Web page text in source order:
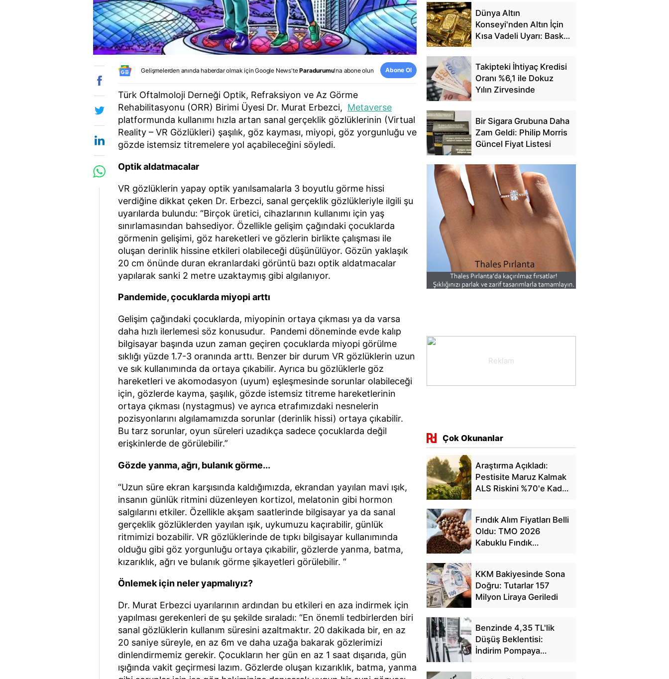
Gelişmelerden anında haberdar olmak içinGoogle News'teParadurumu'na abone olun Abone Ol
Türk Oftalmoloji Derneği Optik, Refraksiyon ve Az Görme
Rehabilitasyonu (ORR) Birimi Üyesi Dr. Murat Erbezci, Metaverse
platformunda kullanımı hızla artan sanal gerçeklik gözlüklerinin (Virtual
Reality – VR Gözlükleri) şaşılık, göz kayması, miyopi, göz yorgunluğu ve
gözde istemsiz titremelere yol açabileceğini söyledi.
Optik aldatmacalar
VR gözlüklerin yapay optik yanılsamalarla 3 boyutlu görme hissi
verdiğine dikkat çeken Dr. Erbezci, sanal gerçeklik gözlükleriyle ilgili şu
uyarılarda bulundu: “Birçok üretici, cihazlarının kullanımı için yaş
sınırlamasından bahsediyor. Özellikle gelişim çağındaki çocuklarda
görmenin gelişimi, göz hareketleri ve gözlerin birlikte çalışması ile
oluşan derinlik hissine etkileri olabileceği düşünülüyor. Gözün yaklaşık
20 cm önünde duran ekranlardaki görüntü bazı optik aldatmacalar
yapılarak sanki 2 metre uzaktaymış gibi algılanıyor.
Pandemide, çocuklarda miyopi arttı
Gelişim çağındaki çocuklarda, miyopinin ortaya çıkması ya da varsa
daha hızlı ilerlemesi söz konusudur. Pandemi döneminde evde kalıp
bilgisayar başında uzun zaman geçiren çocuklarda miyopi görülme
sıklığı yüzde 1.7-3 oranında arttı. Benzer bir durum VR gözlüklerin uzun
ve sık kullanımında da ortaya çıkabilir. Ayrıca bu gözlüklerle göz
hareketleri ve akomodasyon (uyum) eşleşmesinde sorunlar olabileceği
için, gözlerde kayma, şaşılık, gözde istemsiz titreme hareketlerinin
ortaya çıkması (nystagmus) ve ayrıca etrafımızdaki nesnelerin
pozisyonlarını algılamamızda sorunlar (derinlik hissi) ortaya çıkabilir.
Bu tarz sorunlar, oyun süreleri uzadıkça sadece çocuklarda değil
erişkinlerde de görülebilir.”
Gözde yanma, ağrı, bulanık görme...
“Uzun süre ekran karşısında kaldığımızda, ekrandan yayılan mavi ışık,
insanın günlük ritmini düzenleyen kortizol, melatonin gibi hormon
salgılarını etkiler. Özellikle akşam saatlerinde bilgisayar ya da sanal
gerçeklik gözlüklerden yayılan ışık, uykumuzu kaçırabilir, günlük
ritmimizi bozabilir. VR gözlüklerinde de tıpkı bilgisayar kullanımında
olduğu gibi göz yorgunluğu ortaya çıkabilir, gözlerde yanma, batma,
kızarıklık, ağrı ve bulanık görme şikayetleri görülebilir. “
Önlemek için neler yapmalıyız?
Dr. Murat Erbezci uyarılarının ardından bu etkileri en aza indirmek için
yapılması gerekenleri de şu şekilde sıraladı: “En önemli tedbirlerden biri
sanal gözlüklerin kullanım süresini azaltmaktır. 20 dakikada bir, en az
20 saniye süreyle, en az 6m ve daha uzağa bakarak gözlerimizi
dinlendirmemiz gerekir. Çocukların her gün en az 1 saat dışarıda, gün
ışığında vakit geçirmesi lazım. Gözlerde oluşan kızarıklık, batma, yanma
Dünya Altın
Konseyi'nden Altın İçin
Kısa Vadeli Uyarı: Baskı
Takipteki İhtiyaç Kredisi
Oranı %6,1 ile Dokuz
Yılın Zirvesinde
Bir Sigara Grubuna Daha
Zam Geldi: Philip Morris
Güncel Fiyat Listesi
Çok Okunanlar
Araştırma Açıkladı:
Pestisite Maruz Kalmak
ALS Riskini %70'e Kadar
Fındık Alım Fiyatları Belli
Oldu: TMO 2026
Kabuklu Fındık
KKM Bakiyesinde Sona
Doğru: Tutarlar 157
Milyon Liraya Geriledi
Benzinde 4,35 TL'lik
Düşüş Beklentisi:
İndirim Pompaya